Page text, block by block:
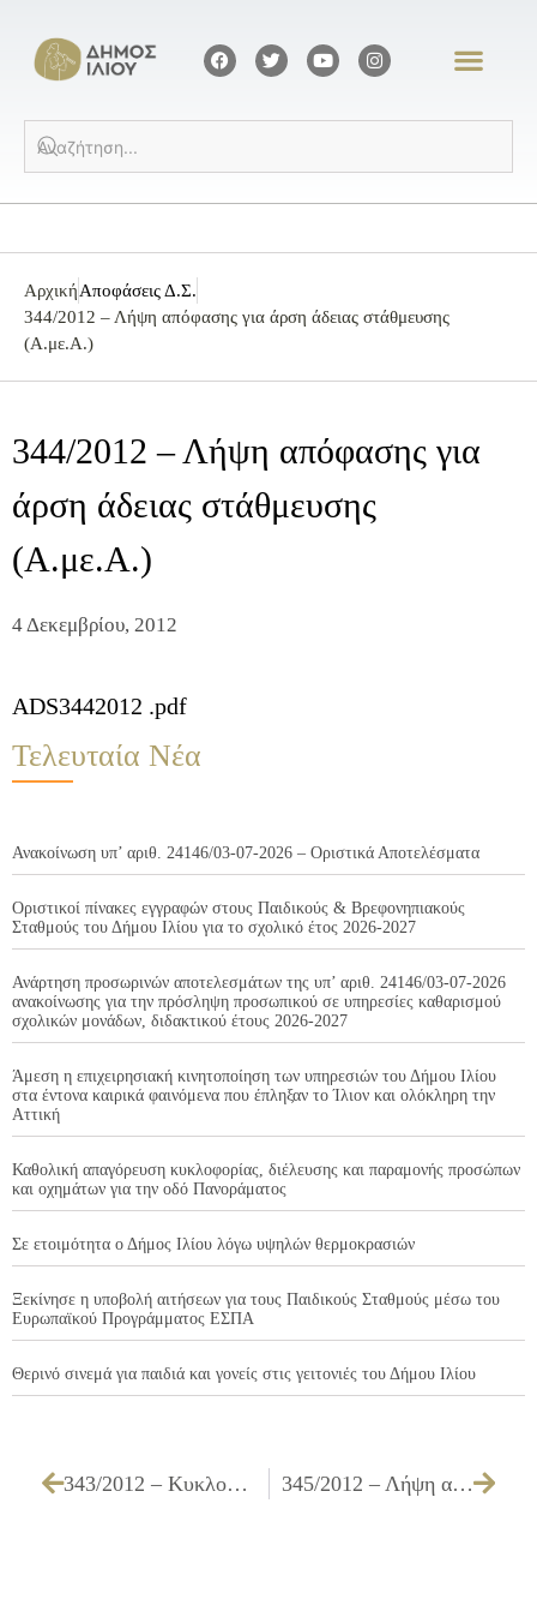
ΑρχικήΑποφάσεις Δ.Σ.
344/2012 – Λήψη απόφασης για άρση άδειας στάθμευσης
(Α.με.Α.)
344/2012 – Λήψη απόφασης για
άρση άδειας στάθμευσης
(Α.με.Α.)
4 Δεκεμβρίου, 2012
ADS3442012 .pdf
Τελευταία Νέα
Ανακοίνωση υπ’ αριθ. 24146/03-07-2026 – Οριστικά Αποτελέσματα
Οριστικοί πίνακες εγγραφών στους Παιδικούς & Βρεφονηπιακούς
Σταθμούς του Δήμου Ιλίου για το σχολικό έτος 2026-2027
Ανάρτηση προσωρινών αποτελεσμάτων της υπ’ αριθ. 24146/03-07-2026
ανακοίνωσης για την πρόσληψη προσωπικού σε υπηρεσίες καθαρισμού
σχολικών μονάδων, διδακτικού έτους 2026-2027
Άμεση η επιχειρησιακή κινητοποίηση των υπηρεσιών του Δήμου Ιλίου
στα έντονα καιρικά φαινόμενα που έπληξαν το Ίλιον και ολόκληρη την
Αττική
Καθολική απαγόρευση κυκλοφορίας, διέλευσης και παραμονής προσώπων
και οχημάτων για την οδό Πανοράματος
Σε ετοιμότητα ο Δήμος Ιλίου λόγω υψηλών θερμοκρασιών
Ξεκίνησε η υποβολή αιτήσεων για τους Παιδικούς Σταθμούς μέσω του
Ευρωπαϊκού Προγράμματος ΕΣΠΑ
Θερινό σινεμά για παιδιά και γονείς στις γειτονιές του Δήμου Ιλίου
343/2012 – Κυκλοφοριακές ρυθμίσεις στην περιοχή του Άλσους και στο Εμπορικό Κέντρο Δήμου Ιλίου 345/2012 – Λήψη απόφασης απαγόρευσης στάθμευσης όλων των οχημάτων πλην του εξυπηρετούντα ατόμου με αναπηρία (Α.με.Α.)